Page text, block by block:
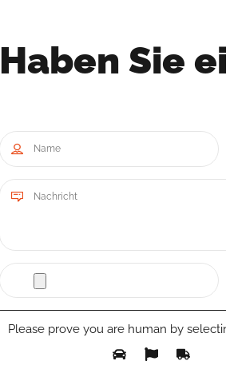
Haben Sie
Please prove you are human by